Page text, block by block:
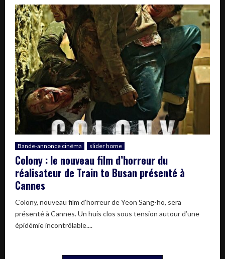
Bande-annonce cinéma slider home
Colony : le nouveau film d’horreur du
réalisateur de Train to Busan présenté à
Cannes
Colony, nouveau film d’horreur de Yeon Sang-ho, sera
présenté à Cannes. Un huis clos sous tension autour d’une
épidémie incontrôlable....